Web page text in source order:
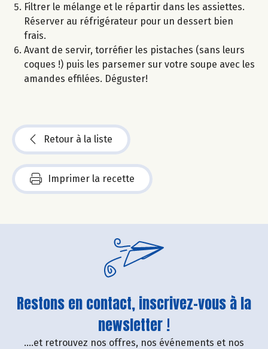
Filtrer le mélange et le répartir dans les assiettes.
Réserver au réfrigérateur pour un dessert bien
frais.
Avant de servir, torréfier les pistaches (sans leurs
coques !) puis les parsemer sur votre soupe avec les
amandes effilées. Déguster!
Retour à la liste
Imprimer la recette
Restons en contact, inscrivez-vous à la
newsletter !
....et retrouvez nos offres, nos événements et nos